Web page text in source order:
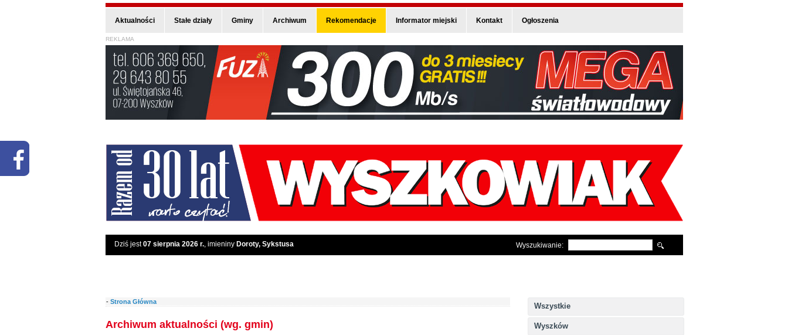
Aktualności Stałe działy Gminy Archiwum Rekomendacje Informator miejski Kontakt Ogłoszenia
REKLAMA
Dziś jest07 sierpnia 2026 r., imieniny Doroty, Sykstusa Wyszukiwanie:
Wszystkie
Wyszków
- Strona Główna
Archiwum aktualności (wg. gmin)